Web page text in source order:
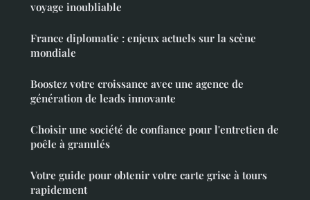
voyage inoubliable
France diplomatie : enjeux actuels sur la scène
mondiale
Boostez votre croissance avec une agence de
génération de leads innovante
Choisir une société de confiance pour l'entretien de
poêle à granulés
Votre guide pour obtenir votre carte grise à tours
rapidement